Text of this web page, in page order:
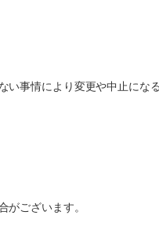
事情により変更や中止にな
ございます。